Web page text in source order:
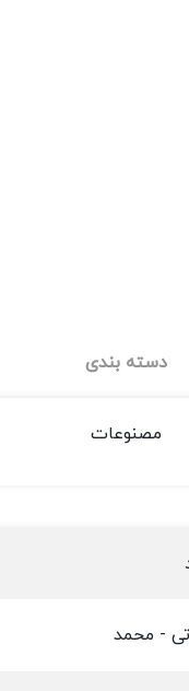
دسته بندی
مصنوعات
- محمد